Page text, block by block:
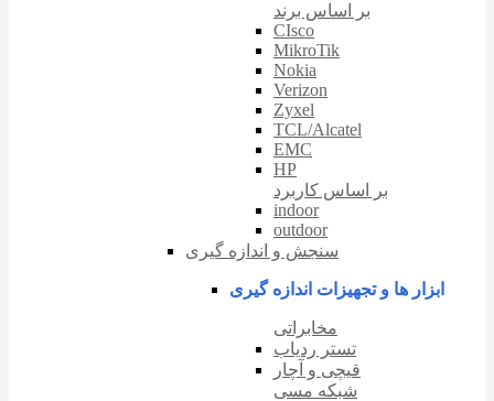
بر اساس برند
CIsco
MikroTik
Nokia
Verizon
Zyxel
TCL/Alcatel
EMC
HP
بر اساس کاربرد
indoor
outdoor
سنجش و اندازه گیری
ابزار ها و تجهیزات اندازه گیری
مخابراتی
تستر ردیاب
قیچی و آچار
شبکه مسی